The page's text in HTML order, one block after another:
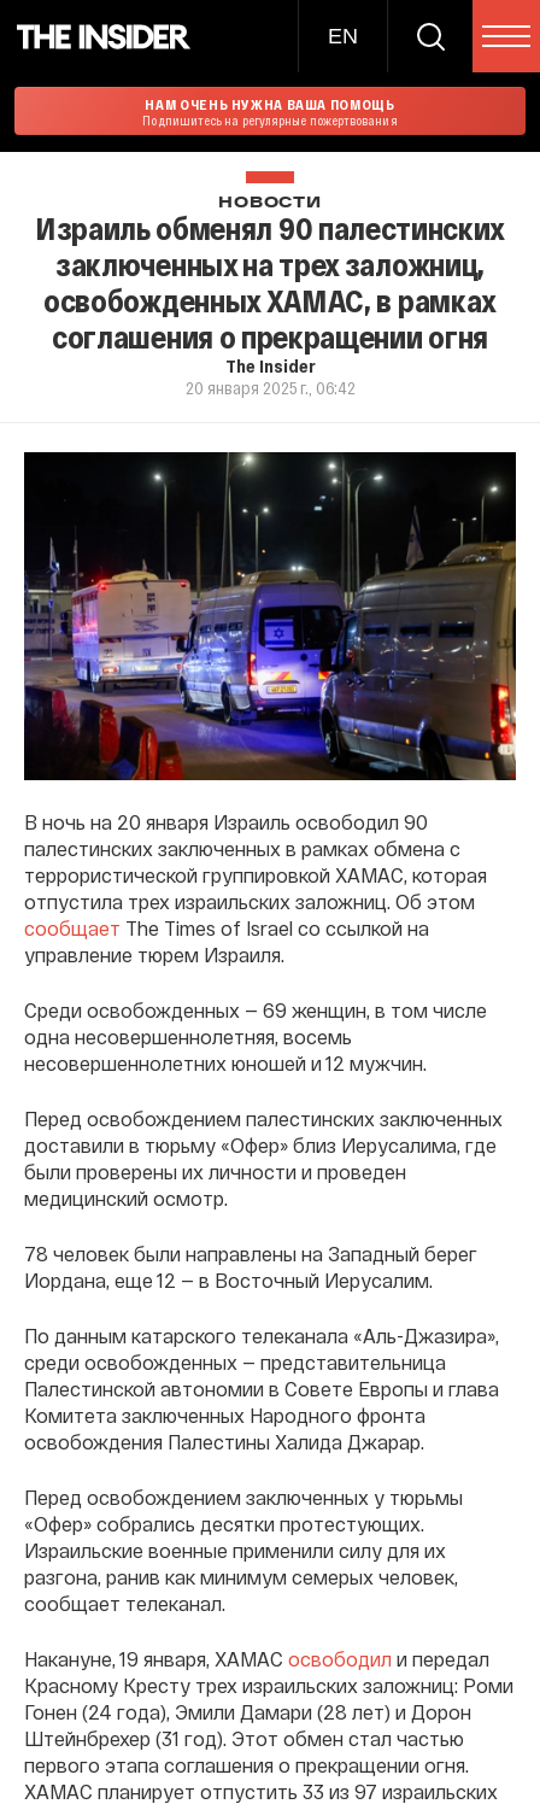
EN
НАМ ОЧЕНЬ НУЖНА ВАША ПОМОЩЬ
Подпишитесь на регулярные пожертвования
НОВОСТИ
Израиль обменял 90 палестинских
заключенных на трех заложниц,
освобожденных ХАМАС, в рамках
соглашения о прекращении огня
The Insider
20 января 2025 г., 06:42
В ночь на 20 января Израиль освободил 90
палестинских заключенных в рамках обмена с
террористической группировкой ХАМАС, которая
отпустила трех израильских заложниц. Об этом
сообщает The Times of Israel со ссылкой на
управление тюрем Израиля.
Среди освобожденных — 69 женщин, в том числе
одна несовершеннолетняя, восемь
несовершеннолетних юношей и 12 мужчин.
Перед освобождением палестинских заключенных
доставили в тюрьму «Офер» близ Иерусалима, где
были проверены их личности и проведен
медицинский осмотр.
78 человек были направлены на Западный берег
Иордана, еще 12 — в Восточный Иерусалим.
По данным катарского телеканала «Аль-Джазира»,
среди освобожденных — представительница
Палестинской автономии в Совете Европы и глава
Комитета заключенных Народного фронта
освобождения Палестины Халида Джарар.
Перед освобождением заключенных у тюрьмы
«Офер» собрались десятки протестующих.
Израильские военные применили силу для их
разгона, ранив как минимум семерых человек,
сообщает телеканал.
Накануне, 19 января, ХАМАС освободил и передал
Красному Кресту трех израильских заложниц: Роми
Гонен (24 года), Эмили Дамари (28 лет) и Дорон
Штейнбрехер (31 год). Этот обмен стал частью
первого этапа соглашения о прекращении огня.
ХАМАС планирует отпустить 33 из 97 израильских